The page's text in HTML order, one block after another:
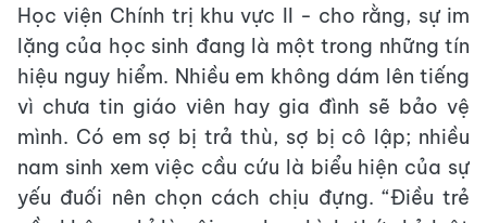
Học viện Chính trị khu vực II - cho rằng, sự im
lặng của học sinh đang là một trong những tín
hiệu nguy hiểm. Nhiều em không dám lên tiếng
vì chưa tin giáo viên hay gia đình sẽ bảo vệ
mình. Có em sợ bị trả thù, sợ bị cô lập; nhiều
nam sinh xem việc cầu cứu là biểu hiện của sự
yếu đuối nên chọn cách chịu đựng. “Điều trẻ